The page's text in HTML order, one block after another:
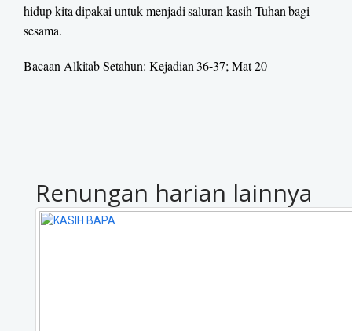
hidup kita dipakai untuk menjadi saluran kasih Tuhan bagi
sesama.
Bacaan Alkitab Setahun: Kejadian 36-37; Mat 20
Renungan harian lainnya